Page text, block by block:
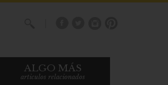
ALGO MÁS
articulos relacionados